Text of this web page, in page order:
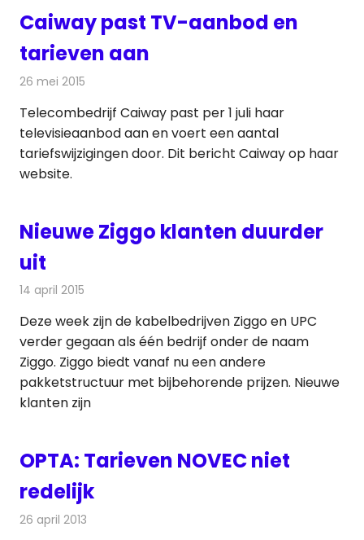
Caiway past TV-aanbod en
tarieven aan
26 mei 2015
Telecombedrijf Caiway past per 1 juli haar
televisieaanbod aan en voert een aantal
tariefswijzigingen door. Dit bericht Caiway op haar
website.
Nieuwe Ziggo klanten duurder
uit
14 april 2015
Deze week zijn de kabelbedrijven Ziggo en UPC
verder gegaan als één bedrijf onder de naam
Ziggo. Ziggo biedt vanaf nu een andere
pakketstructuur met bijbehorende prijzen. Nieuwe
klanten zijn
OPTA: Tarieven NOVEC niet
redelijk
26 april 2013